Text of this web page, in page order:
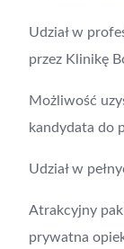
Udział w
przez Klinikę
Możliwość
kandydata do
Udział w
Atrakcyjny
prywatna